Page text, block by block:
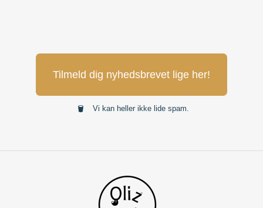
Tilmeld dig nyhedsbrevet lige her!
Vi kan heller ikke lide spam.